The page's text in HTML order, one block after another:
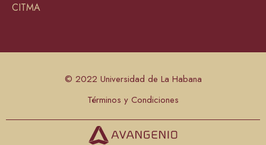
CITMA
© 2022 Universidad de La Habana
Términos y Condiciones